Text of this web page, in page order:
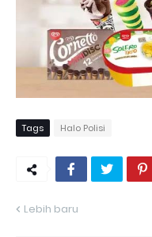
Tags Halo Polisi
Lebih baru